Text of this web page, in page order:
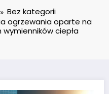
Bez kategorii
ogrzewania oparte na
ciepła